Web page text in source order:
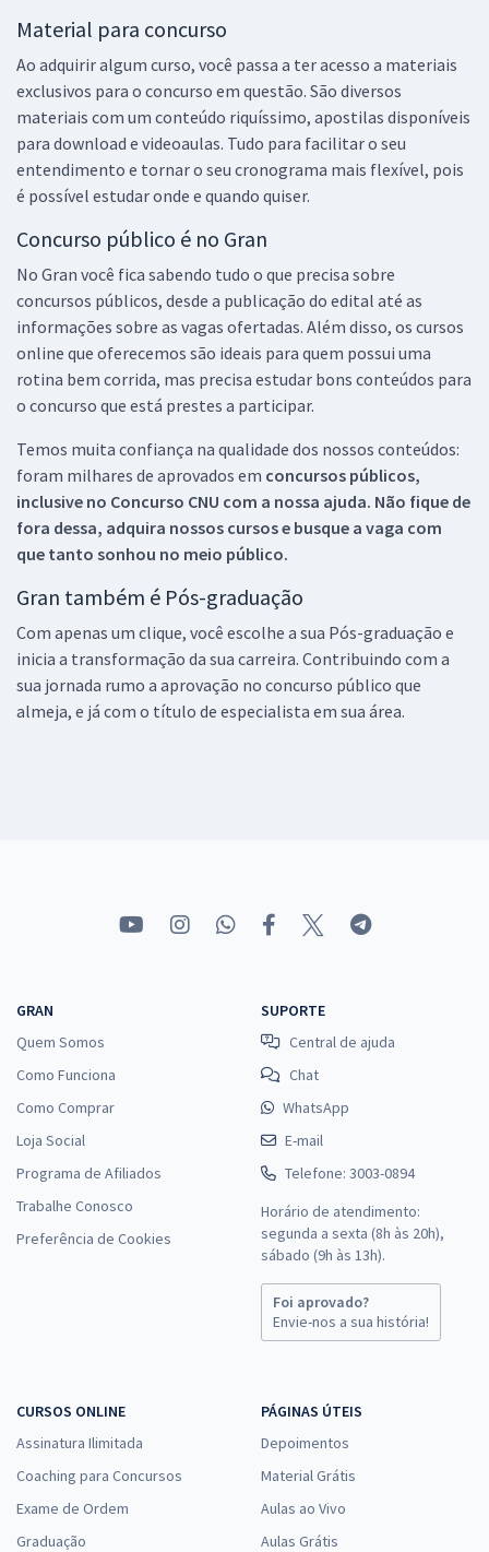
Material para concurso
Ao adquirir algum curso, você passa a ter acesso a materiais
exclusivos para o concurso em questão. São diversos
materiais com um conteúdo riquíssimo, apostilas disponíveis
para download e videoaulas. Tudo para facilitar o seu
entendimento e tornar o seu cronograma mais flexível, pois
é possível estudar onde e quando quiser.
Concurso público é no Gran
No Gran você fica sabendo tudo o que precisa sobre
concursos públicos, desde a publicação do edital até as
informações sobre as vagas ofertadas. Além disso, os cursos
online que oferecemos são ideais para quem possui uma
rotina bem corrida, mas precisa estudar bons conteúdos para
o concurso que está prestes a participar.
Temos muita confiança na qualidade dos nossos conteúdos:
foram milhares de aprovados em concursos públicos,
inclusive no Concurso CNU com a nossa ajuda. Não fique de
fora dessa, adquira nossos cursos e busque a vaga com
que tanto sonhou no meio público.
Gran também é Pós-graduação
Com apenas um clique, você escolhe a sua Pós-graduação e
inicia a transformação da sua carreira. Contribuindo com a
sua jornada rumo a aprovação no concurso público que
almeja, e já com o título de especialista em sua área.
GRAN
Quem Somos
Como Funciona
Como Comprar
Loja Social
Programa de Afiliados
Trabalhe Conosco
Preferência de Cookies
SUPORTE
Central de ajuda
Chat
WhatsApp
E-mail
Telefone: 3003-0894
Horário de atendimento:
segunda a sexta (8h às 20h),
sábado (9h às 13h).
Foi aprovado?
Envie-nos a sua história!
CURSOS ONLINE
Assinatura Ilimitada
Coaching para Concursos
Exame de Ordem
Graduação
PÁGINAS ÚTEIS
Depoimentos
Material Grátis
Aulas ao Vivo
Aulas Grátis